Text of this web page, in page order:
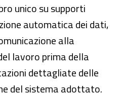
unico su supporti
automatica dei dati,
alla
lavoro prima della
dettagliate delle
del sistema adottato.